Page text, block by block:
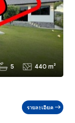
5 440 m²
รายละเอียด